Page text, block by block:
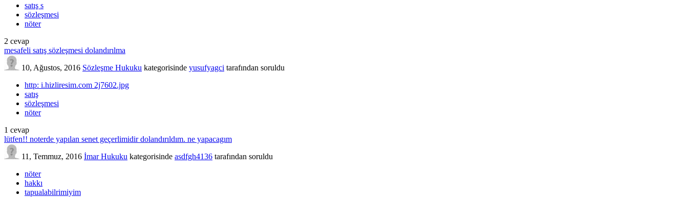
satış s
sözleşmesi
nöter
2 cevap
mesafeli satış sözleşmesi dolandırılma
10, Ağustos, 2016 Sözleşme Hukuku kategorisinde yusufyagci tarafından soruldu
http: i.hizliresim.com 2j7602.jpg
satış
sözleşmesi
nöter
1 cevap
lütfen!! noterde yapılan senet geçerlimidir dolandırıldım. ne yapacagım
11, Temmuz, 2016 İmar Hukuku kategorisinde asdfgh4136 tarafından soruldu
nöter
hakkı
tapualabilrimiyim